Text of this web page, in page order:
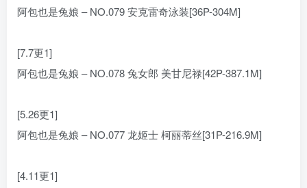
阿包也是兔娘 – NO.079 安克雷奇泳装[36P-304M]
[7.7更1]
阿包也是兔娘 – NO.078 兔女郎 美甘尼禄[42P-387.1M]
[5.26更1]
阿包也是兔娘 – NO.077 龙姬士 柯丽蒂丝[31P-216.9M]
[4.11更1]